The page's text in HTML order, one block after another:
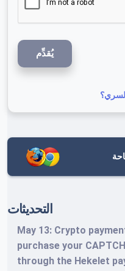
يُقدِّم
التحديثات
May 13: Crypto
purchase your
through the Hekelet